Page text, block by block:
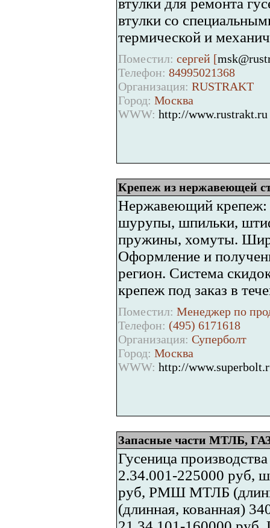
втулки со
термической и
Поместил: сергей [
Телефон: 84995021368
Организация: RUSTRAKT
Город: Москва
WWW: http://www.rustrakt.ru
Крепеж из нержавеющей
Нержавеющий крепеж:
шурупы, шпильки,
пружины, хомуты.
Оформление и
регион. Система
крепеж под заказ в
Поместил: Менеджер по
Телефон: (495) 6171618
Организация: Суперболт
Город: Москва
WWW: http://
Запасные части МТЛБ,
Гусеница
2.34.001-225000 руб,
руб, РМШ МТЛБ
(длинная, кованная)